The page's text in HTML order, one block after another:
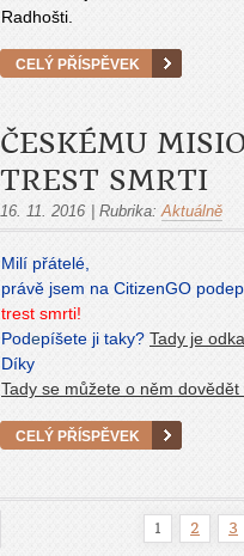
Radhošti.
CELÝ PŘÍSPĚVEK
ČESKÉMU
TREST SMRTI
16. 11. 2016 Rubrika: Aktuálně
Milí přátelé,
právě jsem na CitizenGO
trest smrti!
Podepíšete ji taky? Tady je
Díky
Tady se můžete o něm dovědět
CELÝ PŘÍSPĚVEK
1 2 3